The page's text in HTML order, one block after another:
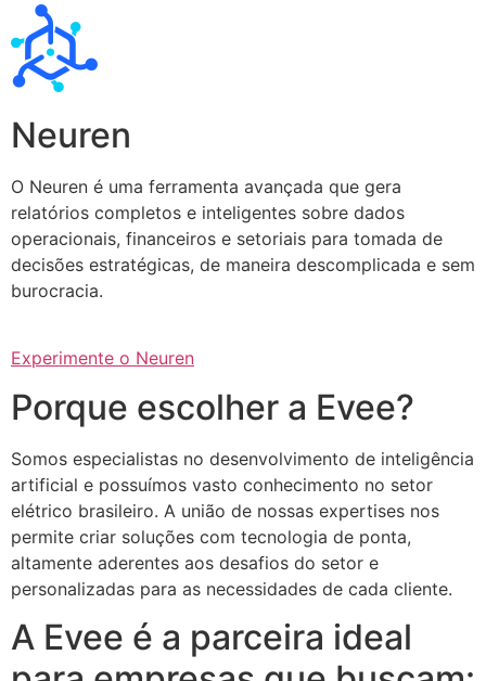
Neuren
O Neuren é uma ferramenta avançada que gera
relatórios completos e inteligentes sobre dados
operacionais, financeiros e setoriais para tomada de
decisões estratégicas, de maneira descomplicada e sem
burocracia.
Experimente o Neuren
Porque escolher a Evee?
Somos especialistas no desenvolvimento de inteligência
artificial e possuímos vasto conhecimento no setor
elétrico brasileiro. A união de nossas expertises nos
permite criar soluções com tecnologia de ponta,
altamente aderentes aos desafios do setor e
personalizadas para as necessidades de cada cliente.
A Evee é a parceira ideal